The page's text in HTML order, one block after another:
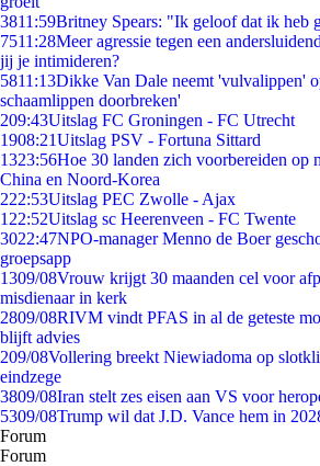
3811:59Britney Spears: "Ik geloof dat ik heb
7511:28Meer agressie tegen een
jij je intimideren?
5811:13Dikke Van Dale neemt 'vulvalippen'
schaamlippen doorbreken'
209:43Uitslag FC Groningen - FC Utrecht
1908:21Uitslag PSV - Fortuna Sittard
1323:56Hoe 30 landen zich voorbereiden op
China en Noord-Korea
222:53Uitslag PEC Zwolle - Ajax
1 22:52Uitslag sc Heerenveen - FC Twente
3022:47NPO-manager Menno de Boer
groepsapp
1309/08Vrouw krijgt 30 maanden cel voor
misdienaar in kerk
2809/08RIVM vindt PFAS in al de geteste
blijft advies
209/08Vollering breekt Niewiadoma op
eindzege
3809/08Iran stelt zes eisen aan VS voor
5309/08Trump wil dat J.D. Vance hem in
Forum
Forum